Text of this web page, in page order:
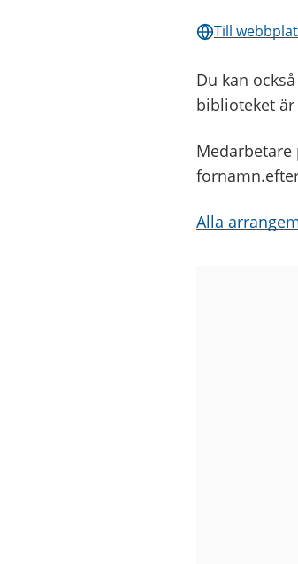
Till
Du kan
biblioteket
Alla